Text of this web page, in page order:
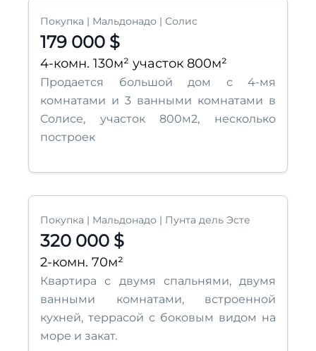
Покупка | Мальдонадо | Солис
179 000 $
4-комн. 130м² участок 800м²
Продается большой дом с 4-мя
комнатами и 3 ванными комнатами в
Солисе, участок 800м2, несколько
построек
Покупка | Мальдонадо | Пунта дель Эсте
320 000 $
2-комн. 70м²
Квартира с двумя спальнями, двумя
ванными комнатами, встроенной
кухней, террасой с боковым видом на
море и закат.